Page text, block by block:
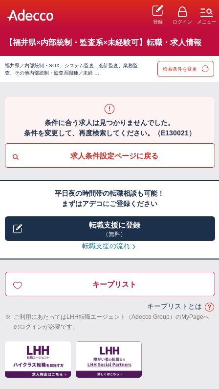
登録 ログイン メニュー
【福井県×内部統制・監査系×未経験可】転職・求人情報
福井県／内部統制・SOX、システム監査、会計監査、業務監
査、その他内部統制・監査系職種／未経 …
検索条件を変更
条件に合う求人は見つかりませんでした。
条件を変更して、再度検索してください。（E130021）
求人条件設定ページに戻る
平日夜の時間帯の転職相談も可能！
まずはアデコにご登録ください
転職支援に登録
（無料）
転職支援の流れ
キープリスト
キープリストとは
※ ご利用にあたってはLHH転職エージェント（Adecco Group）のMyPageへ
のログインが必要です。